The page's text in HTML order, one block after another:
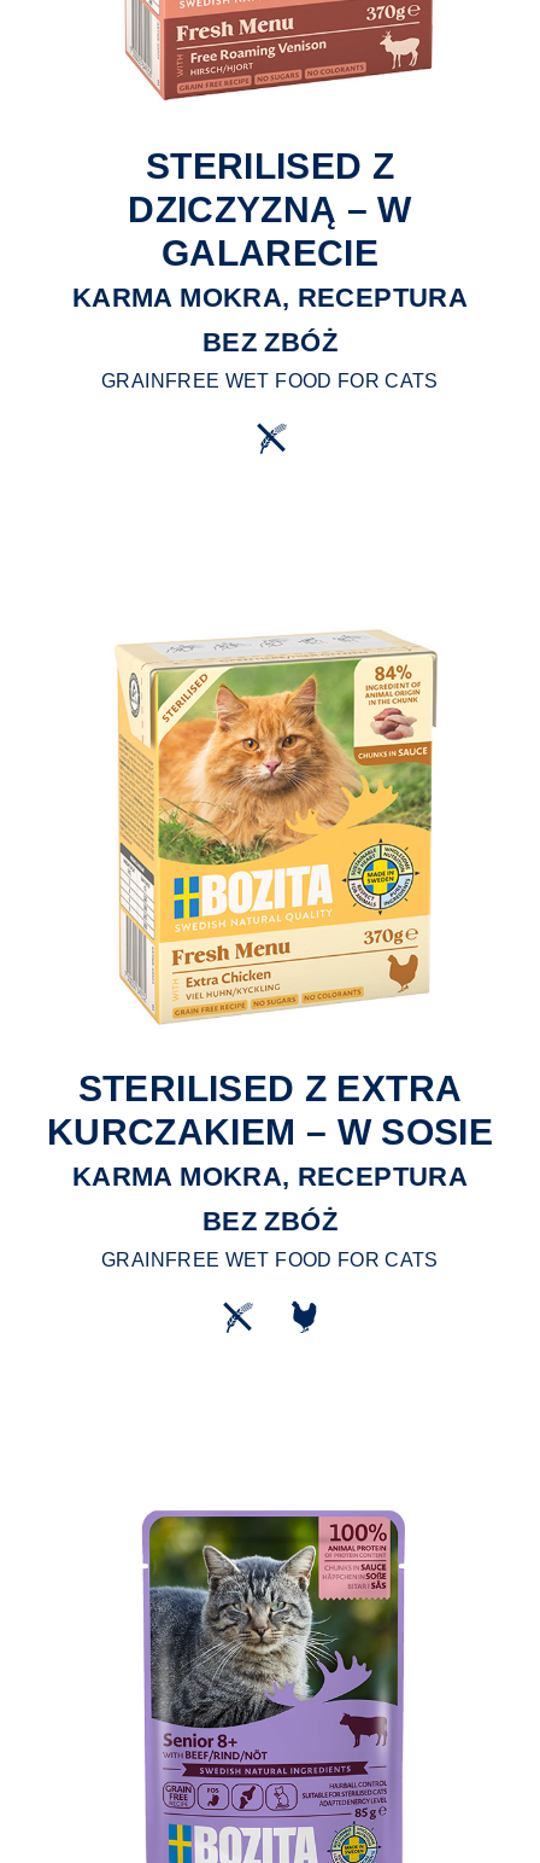
STERILISED Z
DZICZYZNĄ – W
GALARECIE
KARMA MOKRA, RECEPTURA
BEZ ZBÓŻ
GRAINFREE WET FOOD FOR CATS
STERILISED Z EXTRA
KURCZAKIEM – W SOSIE
KARMA MOKRA, RECEPTURA
BEZ ZBÓŻ
GRAINFREE WET FOOD FOR CATS